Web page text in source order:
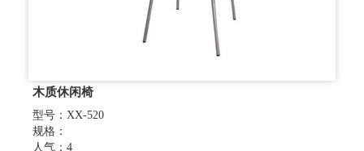
木质休闲椅
型号：XX-520
规格：
人气：4